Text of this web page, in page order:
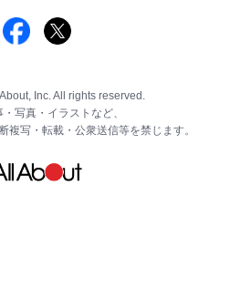
Inc. All rights reserved.
写真・イラストなど、
複写・転載・公衆送信等を禁じます。